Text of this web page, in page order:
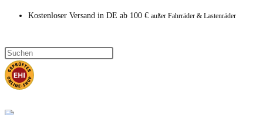
Zum
Kostenloser Versand in DE ab 100 € außer Fahrräder & Lastenräder